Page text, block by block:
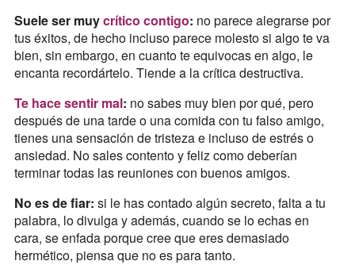
Suele ser muycrítico contigo: no parece alegrarse por
tus éxitos, de hecho incluso parece molesto si algo te va
bien, sin embargo, en cuanto te equivocas en algo, le
encanta recordártelo. Tiende a la crítica destructiva.
Te hace sentir mal: no sabes muy bien por qué, pero
después de una tarde o una comida con tu falso amigo,
tienes una sensación de tristeza e incluso de estrés o
ansiedad. No sales contento y feliz como deberían
terminar todas las reuniones con buenos amigos.
No es de fiar: si le has contado algún secreto, falta a tu
palabra, lo divulga y además, cuando se lo echas en
cara, se enfada porque cree que eres demasiado
hermético, piensa que no es para tanto.